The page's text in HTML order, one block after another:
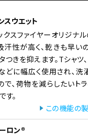
スウエット
クスファイヤーオリジナ
汗性が高く、乾きも早い
つきを抑えます。Tシャツ
どに幅広く使用され、洗
で、荷物を減らしたいト
す。
この機能の
ロン®